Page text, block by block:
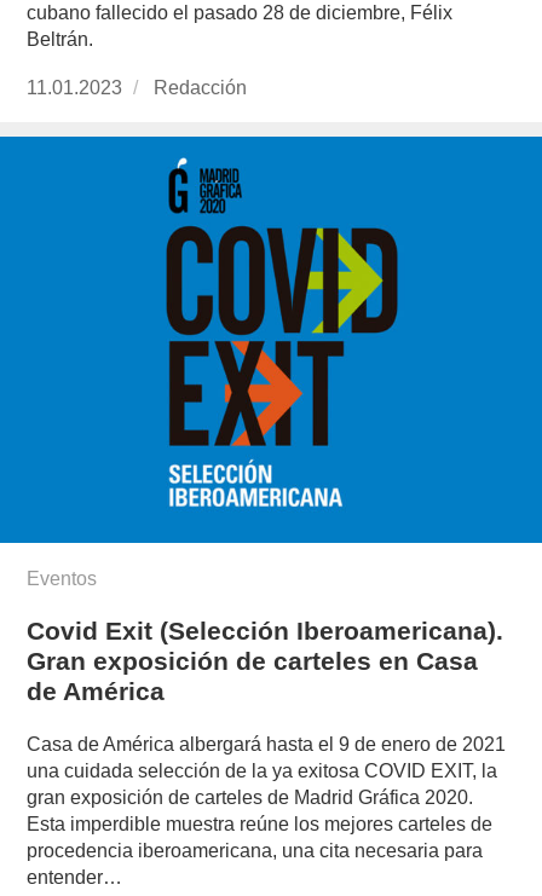
cubano fallecido el pasado 28 de diciembre, Félix
Beltrán.
Publicado
11.01.2023 https://www.experimenta.es/author/redaccion/
Redacción
Eventos
Covid Exit (Selección Iberoamericana).
Gran exposición de carteles en Casa
de América
Casa de América albergará hasta el 9 de enero de 2021
una cuidada selección de la ya exitosa COVID EXIT, la
gran exposición de carteles de Madrid Gráfica 2020.
Esta imperdible muestra reúne los mejores carteles de
procedencia iberoamericana, una cita necesaria para
entender…